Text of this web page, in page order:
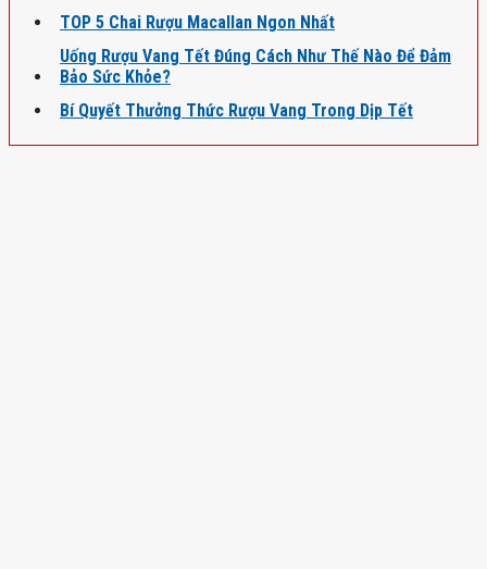
TOP 5 Chai Rượu Macallan Ngon Nhất
Uống Rượu Vang Tết Đúng Cách Như Thế Nào Để Đảm
Bảo Sức Khỏe?
Bí Quyết Thưởng Thức Rượu Vang Trong Dịp Tết